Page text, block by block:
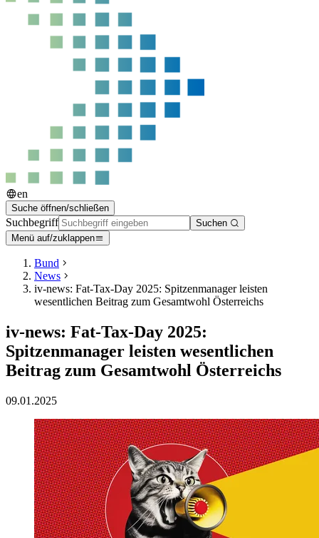
en
Suche öffnen/schließen
Suchbegriff
Suchen
Menü auf/zuklappen
Bund
News
iv-news: Fat-Tax-Day 2025: Spitzenmanager leisten
wesentlichen Beitrag zum Gesamtwohl Österreichs
iv-news: Fat-Tax-Day 2025:
Spitzenmanager leisten wesentlichen
Beitrag zum Gesamtwohl Österreichs
09.01.2025